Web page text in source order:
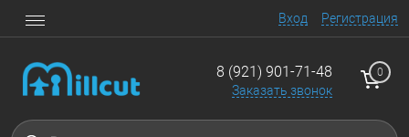
Вход Регистрация
8 (921) 901-71-48
Заказать звонок
0